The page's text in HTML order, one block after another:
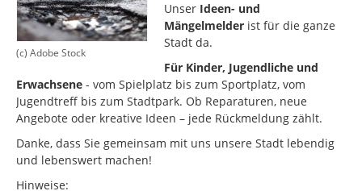
(c) Adobe Stock
Unser Ideen- und
Mängelmelder ist für die ganze
Stadt da.
Für Kinder, Jugendliche und
Erwachsene - vom Spielplatz bis zum Sportplatz, vom
Jugendtreff bis zum Stadtpark. Ob Reparaturen, neue
Angebote oder kreative Ideen – jede Rückmeldung zählt.
Danke, dass Sie gemeinsam mit uns unsere Stadt lebendig
und lebenswert machen!
Hinweise: